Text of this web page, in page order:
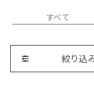
すべて
絞り込